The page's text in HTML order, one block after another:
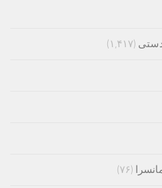
دستی (۱,۴۱۷)
(۷۶)